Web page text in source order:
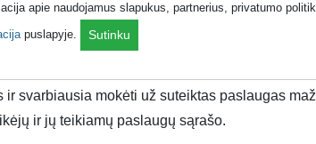
verslui/?page=2&
jūsų unikaliam gyvenimo būdui. Pasirinkę
svarbiausia mokėti už suteiktas paslaugas
ir jų teikiamų paslaugų sąrašo.
apie naudojamus slapukus, partnerius, privatumo
puslapyje. Sutinku